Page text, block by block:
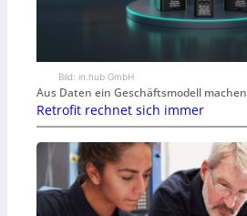
Bild: in.hub GmbH
Aus Daten ein Geschäftsmodell machen
Retrofit rechnet sich immer